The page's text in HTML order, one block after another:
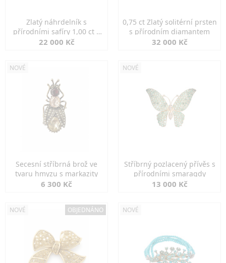
Zlatý náhrdelník s
přírodními safíry 1,00 ct a
diamanty
22 000 Kč
0,75 ct Zlatý solitérní prsten
s přírodním diamantem
32 000 Kč
NOVÉ
Secesní stříbrná brož ve
tvaru hmyzu s markazity
6 300 Kč
NOVÉ
Stříbrný pozlacený přívěs s
přírodními smaragdy
13 000 Kč
NOVÉ OBJEDNÁNO NOVÉ